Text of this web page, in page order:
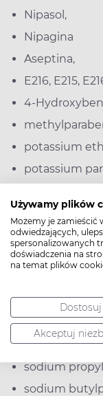
Używamy plików
Możemy je zamieścić
odwiedzających,
spersonalizowanych
doświadczenia na
na temat plików
Dostosuj
Akceptuj
Nipasol,
Nipagina
Aseptina,
E216, E215,
4-
potassium
potassium
sodium
ethylparaben,
sodium
calcium
butylparaben,
sodium
sodium